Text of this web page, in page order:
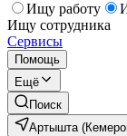
Ищу работу
Ищу сотрудника
Сервисы
Помощь
Ещё
Поиск
Артышта